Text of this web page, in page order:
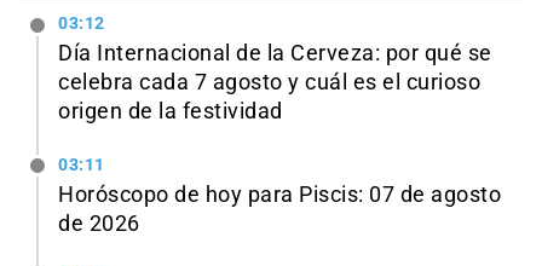
03:12
Día Internacional de la Cerveza: por qué se
celebra cada 7 agosto y cuál es el curioso
origen de la festividad
03:11
Horóscopo de hoy para Piscis: 07 de agosto
de 2026